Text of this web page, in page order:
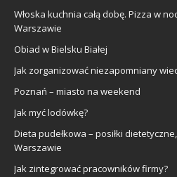
Włoska kuchnia całą dobę. Pizza w
Warszawie
Obiad w Bielsku Białej
Jak zorganizować niezapomniany
Poznań – miasto na weekend
Jak myć lodówkę?
Dieta pudełkowa – posiłki
Warszawie
Jak zintegrować pracowników firmy?